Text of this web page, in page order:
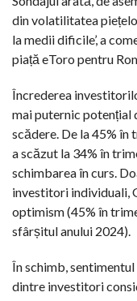
din volatilitatea
la medii dificile’, a
piață eToro pentru
Încrederea
mai puternic potențial
scădere. De la 45% în
a scăzut la 34% în
schimbarea în curs.
investitori individuali,
optimism (45% în
sfârșitul anului 2024).
În schimb,
dintre investitori